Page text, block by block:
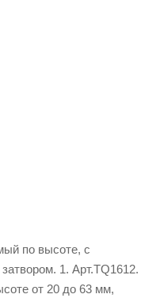
по высоте, с
1. Арт.TQ1612.
от 20 до 63 мм,